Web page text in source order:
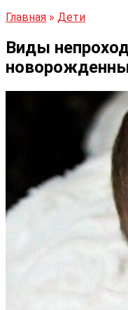
Главная » Дети
Виды